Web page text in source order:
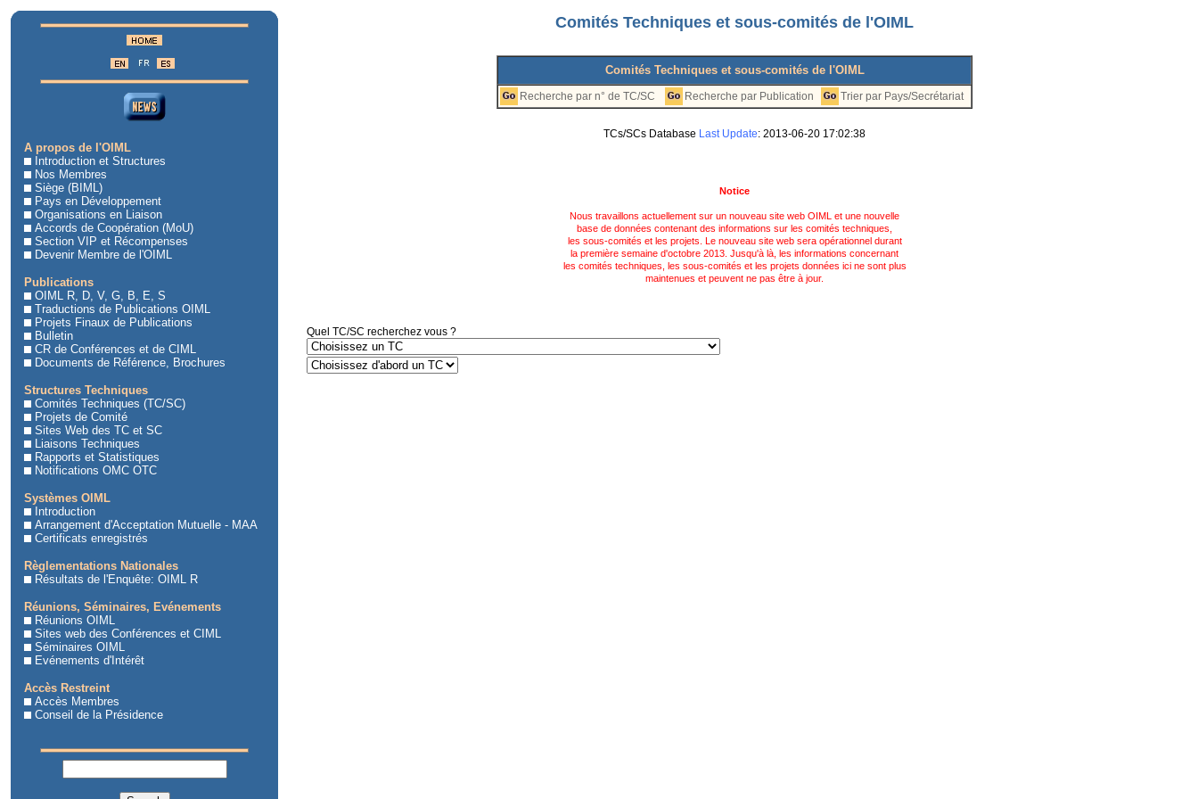
A propos de l'OIML
Introduction et Structures
Nos Membres
Siège (BIML)
Pays en Développement
Organisations en Liaison
Accords de Coopération (MoU)
Section VIP et Récompenses
Devenir Membre de l'OIML
Publications
OIML R, D, V, G, B, E, S
Traductions de Publications OIML
Projets Finaux de Publications
Bulletin
CR de Conférences et de CIML
Documents de Référence, Brochures
Structures Techniques
Comités Techniques (TC/SC)
Projets de Comité
Sites Web des TC et SC
Liaisons Techniques
Rapports et Statistiques
Notifications OMC OTC
Systèmes OIML
Introduction
Arrangement d'Acceptation Mutuelle - MAA
Certificats enregistrés
Règlementations Nationales
Résultats de l'Enquête: OIML R
Réunions, Séminaires, Evénements
Réunions OIML
Sites web des Conférences et CIML
Séminaires OIML
Evénements d'Intérêt
Accès Restreint
Accès Membres
Conseil de la Présidence
Comités Techniques et sous-comités de l'OIML
Comités Techniques et sous-comités de l'OIML
Recherche par n° de TC/SC Recherche par Publication Trier par Pays/Secrétariat
TCs/SCs Database Last Update: 2013-06-20 17:02:38
Notice
Nous travaillons actuellement sur un nouveau site web OIML et une nouvelle
base de données contenant des informations sur les comités techniques,
les sous-comités et les projets. Le nouveau site web sera opérationnel durant
la première semaine d'octobre 2013. Jusqu'à là, les informations concernant
les comités techniques, les sous-comités et les projets données ici ne sont plus
maintenues et peuvent ne pas être à jour.
Quel TC/SC recherchez vous ?